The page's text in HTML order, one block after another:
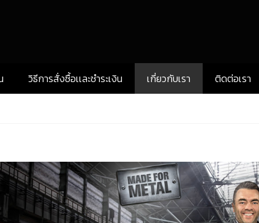
วิธีการสั่งซื้อเเละชำระเงิน เกี่ยวกับเรา ติดต่อเรา